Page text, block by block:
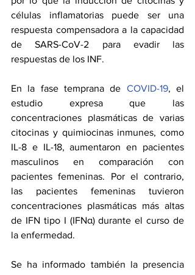
células inflamatorias puede ser una
respuesta compensadora a la capacidad
de SARS-CoV-2 para evadir las
respuestas de los INF.
En la fase temprana de COVID-19, el
estudio expresa que las
concentraciones plasmáticas de varias
citocinas y quimiocinas inmunes, como
IL-8 e IL-18, aumentaron en pacientes
masculinos en comparación con
pacientes femeninas. Por el contrario,
las pacientes femeninas tuvieron
concentraciones plasmáticas más altas
de IFN tipo I (IFNα) durante el curso de
la enfermedad.
Se ha informado también la presencia